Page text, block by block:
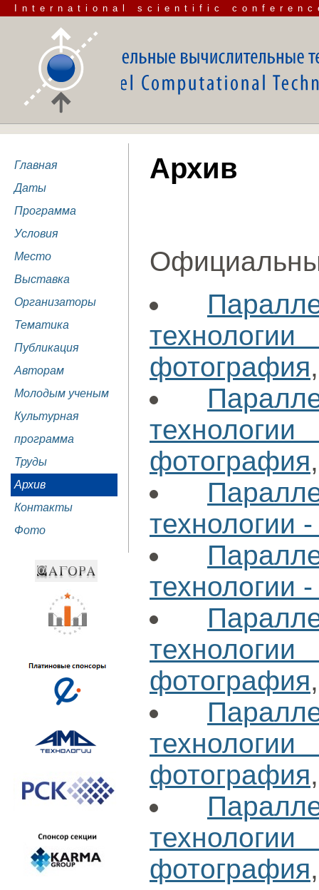
International scientific
Главная
Даты
Программа
Условия
Место
Выставка
Организаторы
Тематика
Публикация
Авторам
Молодым ученым
Культурная
программа
Труды
Архив
Контакты
Фото
Архив
фотография
фотография
технологии
технологии
фотография
фотография
фотография